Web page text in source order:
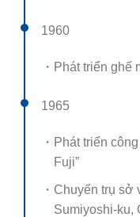
1960
・Phát triển ghế
1965
・Phát triển
Fuji”
・Chuyển trụ
Sumiyoshi-ku,